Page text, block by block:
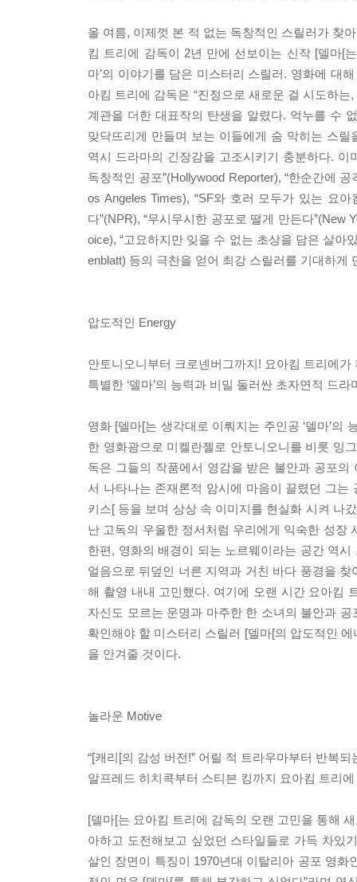
올 여름, 이제껏 본 적 없는 독창적인 스릴러가 찾
킴 트리에 감독이 2년 만에 선보이는 신작 [델마[
마’의 이야기를 담은 미스터리 스릴러. 영화에 대
아킴 트리에 감독은 “진정으로 새로운 걸 시도하
계관을 더한 대표작의 탄생을 알렸다. 억누를 수
맞닥뜨리게 만들며 보는 이들에게 숨 막히는 스릴
역시 드라마의 긴장감을 고조시키기 충분하다. 이
독창적인 공포”(Hollywood Reporter), “한순간에
os Angeles Times), “SF와 호러 모두가 있는 요
다”(NPR), “무시무시한 공포로 떨게 만든다”(New
oice), “고요하지만 잊을 수 없는 초상을 담은 살아
enblatt) 등의 극찬을 얻어 최강 스릴러를 기대하게
압도적인 Energy
안토니오니부터 크로넨버그까지! 요아킴 트리에
특별한 ‘델마’의 능력과 비밀 둘러싼 초자연적 드
영화 [델마[는 생각대로 이뤄지는 주인공 ‘델마’
한 영화광으로 미켈란젤로 안토니오니를 비롯 잉
독은 그들의 작품에서 영감을 받은 불안과 공포
서 나타나는 존재론적 암시에 마음이 끌렸던 그
키스[ 등을 보며 상상 속 이미지를 현실화 시켜 나
난 고독의 우울한 정서처럼 우리에게 익숙한 성장
한편, 영화의 배경이 되는 노르웨이라는 공간 역
얼음으로 뒤덮인 너른 지역과 거친 바다 풍경을
해 촬영 내내 고민했다. 여기에 오랜 시간 요아킴
자신도 모르는 운명과 마주한 한 소녀의 불안과
확인해야 할 미스터리 스릴러 [델마[의 압도적인
을 안겨줄 것이다.
놀라운 Motive
“[캐리[의 감성 버전!” 어릴 적 트라우마부터 반복
알프레드 히치콕부터 스티븐 킹까지 요아킴 트리
[델마[는 요아킴 트리에 감독의 오랜 고민을 통해
아하고 도전해보고 싶었던 스타일들로 가득 차있
살인 장면이 특징이 1970년대 이탈리아 공포 영화